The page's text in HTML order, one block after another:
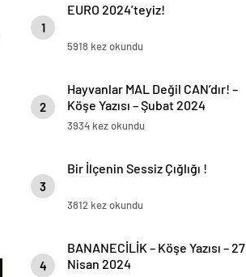
1
EURO 2024’teyiz!
5918 kez okundu
2
Hayvanlar MAL Değil CAN’dır! –
Köşe Yazısı – Şubat 2024
3934 kez okundu
3
Bir İlçenin Sessiz Çığlığı !
3812 kez okundu
4
BANANECİLİK – Köşe Yazısı – 27
Nisan 2024